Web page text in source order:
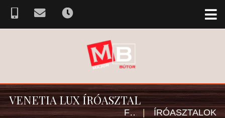
VENETIA LUX ÍRÓASZTAL
FŐOLDAL | ÍRÓASZTALOK